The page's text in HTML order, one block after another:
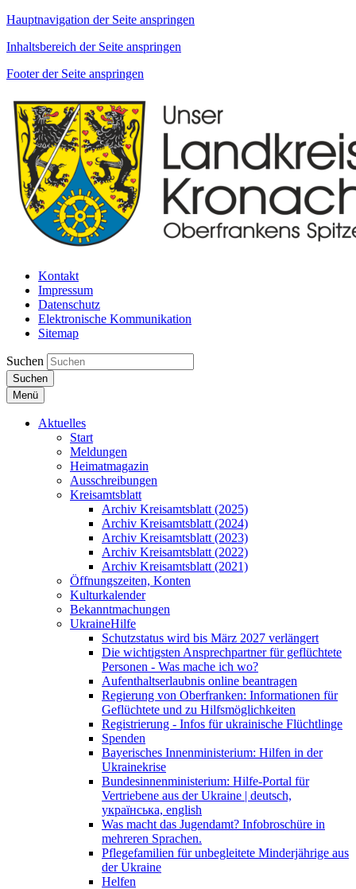
Hauptnavigation der Seite anspringen
Inhaltsbereich der Seite anspringen
Footer der Seite anspringen
Kontakt
Impressum
Datenschutz
Elektronische Kommunikation
Sitemap
Suchen
Suchen
Menü
Aktuelles
Start
Meldungen
Heimatmagazin
Ausschreibungen
Kreisamtsblatt
Archiv Kreisamtsblatt (2025)
Archiv Kreisamtsblatt (2024)
Archiv Kreisamtsblatt (2023)
Archiv Kreisamtsblatt (2022)
Archiv Kreisamtsblatt (2021)
Öffnungszeiten, Konten
Kulturkalender
Bekanntmachungen
UkraineHilfe
Schutzstatus wird bis März 2027 verlängert
Die wichtigsten Ansprechpartner für geflüchtete
Personen - Was mache ich wo?
Aufenthaltserlaubnis online beantragen
Regierung von Oberfranken: Informationen für
Geflüchtete und zu Hilfsmöglichkeiten
Registrierung - Infos für ukrainische Flüchtlinge
Spenden
Bayerisches Innenministerium: Hilfen in der
Ukrainekrise
Bundesinnenministerium: Hilfe-Portal für
Vertriebene aus der Ukraine | deutsch,
українська, english
Was macht das Jugendamt? Infobroschüre in
mehreren Sprachen.
Pflegefamilien für unbegleitete Minderjährige aus
der Ukraine
Helfen